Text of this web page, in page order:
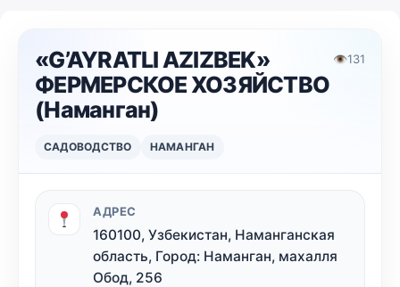
«G’AYRATLI AZIZBEK»
ФЕРМЕРСКОЕ ХОЗЯЙСТВО
(Наманган)
👁131
САДОВОДСТВО НАМАНГАН
АДРЕС
160100, Узбекистан, Наманганская
область, Город: Наманган, махалля
Обод, 256